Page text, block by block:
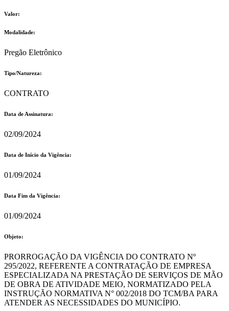
Valor:
Modalidade:
Pregão Eletrônico
Tipo/Natureza:
CONTRATO
Data de Assinatura:
02/09/2024
Data de Início da Vigência:
01/09/2024
Data Fim da Vigência:
01/09/2024
Objeto:
PRORROGAÇÃO DA VIGÊNCIA DO CONTRATO Nº
295/2022, REFERENTE A CONTRATAÇÃO DE EMPRESA
ESPECIALIZADA NA PRESTAÇÃO DE SERVIÇOS DE MÃO
DE OBRA DE ATIVIDADE MEIO, NORMATIZADO PELA
INSTRUÇÃO NORMATIVA N° 002/2018 DO TCM/BA PARA
ATENDER AS NECESSIDADES DO MUNICÍPIO.